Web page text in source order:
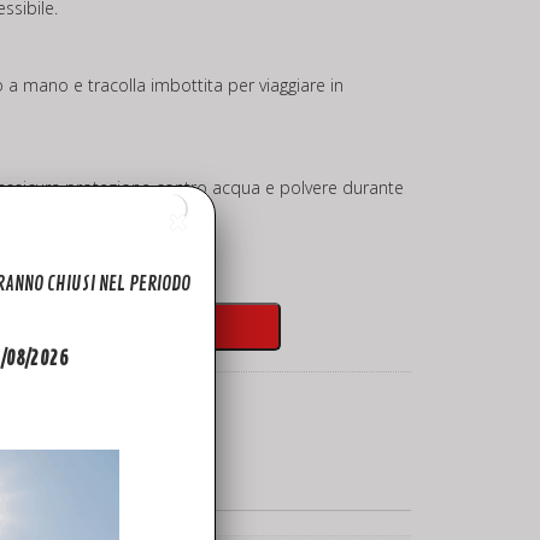
mano e tracolla imbottita per viaggiare in
protezione contro acqua e polvere durante
CHIUSI NEL PERIODO
2026